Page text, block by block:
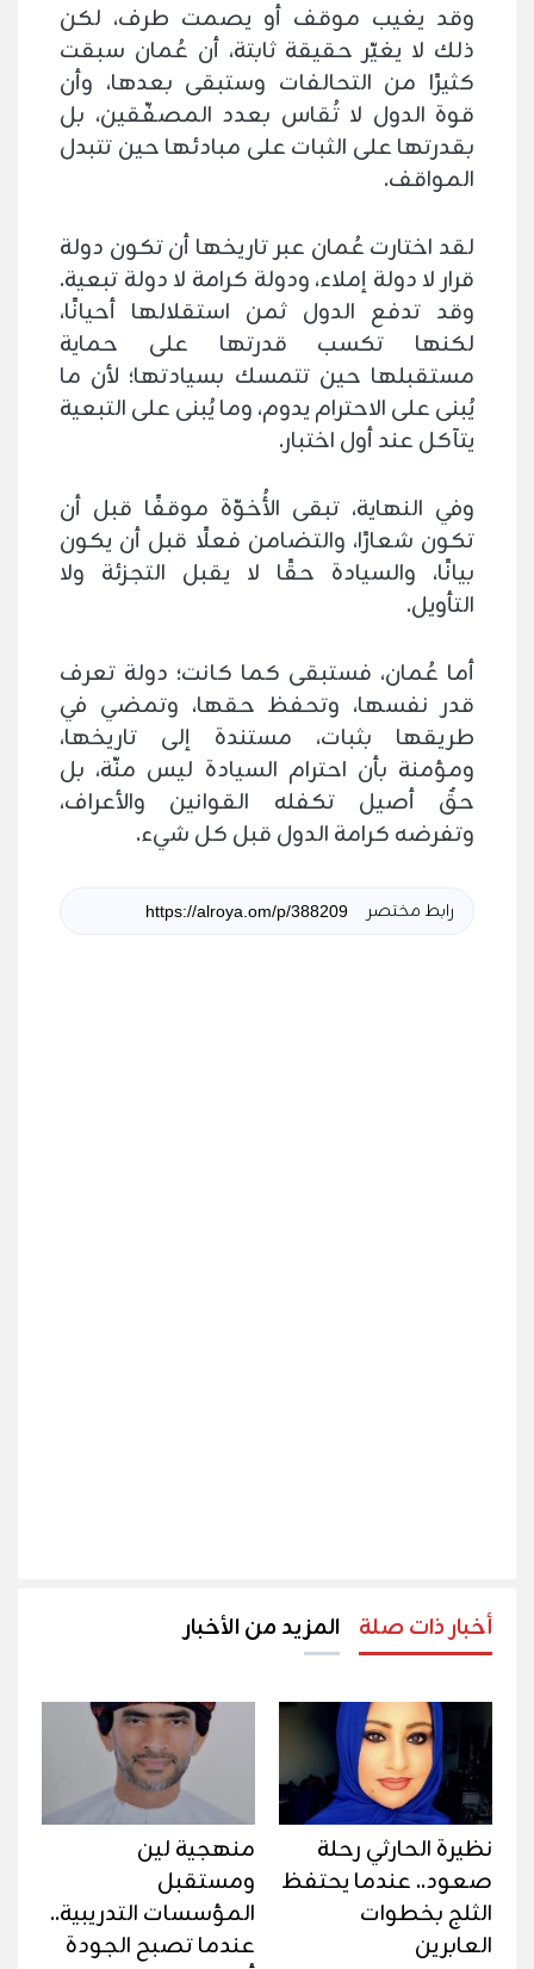
وقد يغيب موقف أو يصمت طرف، لكن
ذلك لا يغيّر حقيقة ثابتة، أن عُمان سبقت
كثيرًا من التحالفات وستبقى بعدها، وأن
قوة الدول لا تُقاس بعدد المصفّقين، بل
بقدرتها على الثبات على مبادئها حين تتبدل
المواقف.
لقد اختارت عُمان عبر تاريخها أن تكون دولة
قرار لا دولة إملاء، ودولة كرامة لا دولة تبعية.
وقد تدفع الدول ثمن استقلالها أحيانًا،
لكنها تكسب قدرتها على حماية
مستقبلها حين تتمسك بسيادتها؛ لأن ما
يُبنى على الاحترام يدوم، وما يُبنى على التبعية
يتآكل عند أول اختبار.
وفي النهاية، تبقى الأُخوّة موقفًا قبل أن
تكون شعارًا، والتضامن فعلًا قبل أن يكون
بيانًا، والسيادة حقًا لا يقبل التجزئة ولا
التأويل.
أما عُمان، فستبقى كما كانت؛ دولة تعرف
قدر نفسها، وتحفظ حقها، وتمضي في
طريقها بثبات، مستندة إلى تاريخها،
ومؤمنة بأن احترام السيادة ليس منّة، بل
حقٌ أصيل تكفله القوانين والأعراف،
وتفرضه كرامة الدول قبل كل شيء.
رابط مختصر
أخبار ذات صلة المزيد من الأخبار
نظيرة الحارثي رحلة
صعود.. عندما يحتفظ
الثلج بخطوات
العابرين
منهجية لين
ومستقبل
المؤسسات التدريبية..
عندما تصبح الجودة